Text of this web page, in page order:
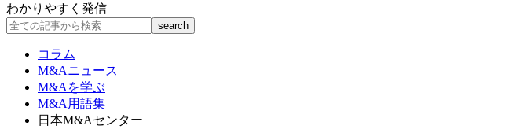
わかりやすく発信
コラム
M&Aニュース
M&Aを学ぶ
M&A用語集
日本M&Aセンター